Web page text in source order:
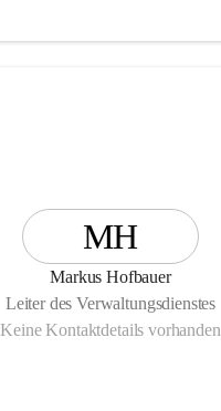
MH
Markus Hofbauer
Leiter des Verwaltungsdienstes
Keine Kontaktdetails vorhanden